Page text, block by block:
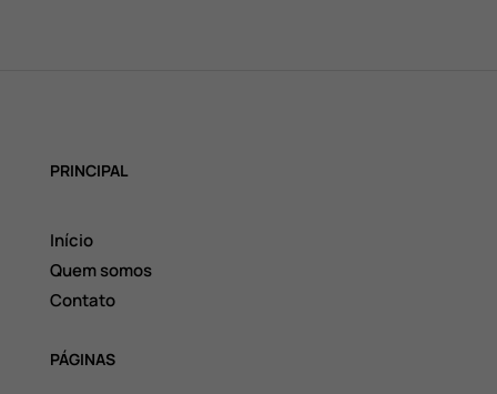
PRINCIPAL
Início
Quem somos
Contato
PÁGINAS